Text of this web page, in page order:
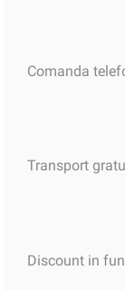
Comanda
Transport
Discount in